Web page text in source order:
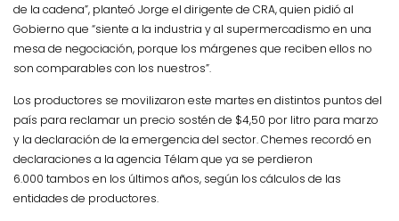
de la cadena”, planteó Jorge el dirigente de CRA, quien pidió al
Gobierno que “siente a la industria y al supermercadismo en una
mesa de negociación, porque los márgenes que reciben ellos no
son comparables con los nuestros”.
Los productores se movilizaron este martes en distintos puntos del
país para reclamar un precio sostén de $4,50 por litro para marzo
y la declaración de la emergencia del sector. Chemes recordó en
declaraciones a la agencia Télam que ya se perdieron
6.000 tambos en los últimos años, según los cálculos de las
entidades de productores.